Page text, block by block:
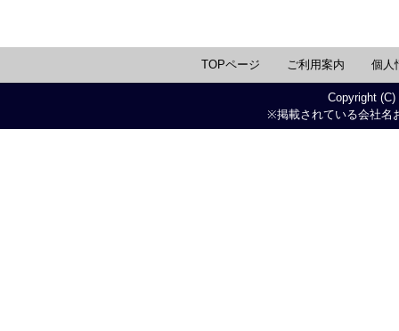
TOPページ ご利用案内 個人
Copyright
※掲載されている会社名